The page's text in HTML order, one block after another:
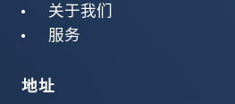
关于我们
服务
地址